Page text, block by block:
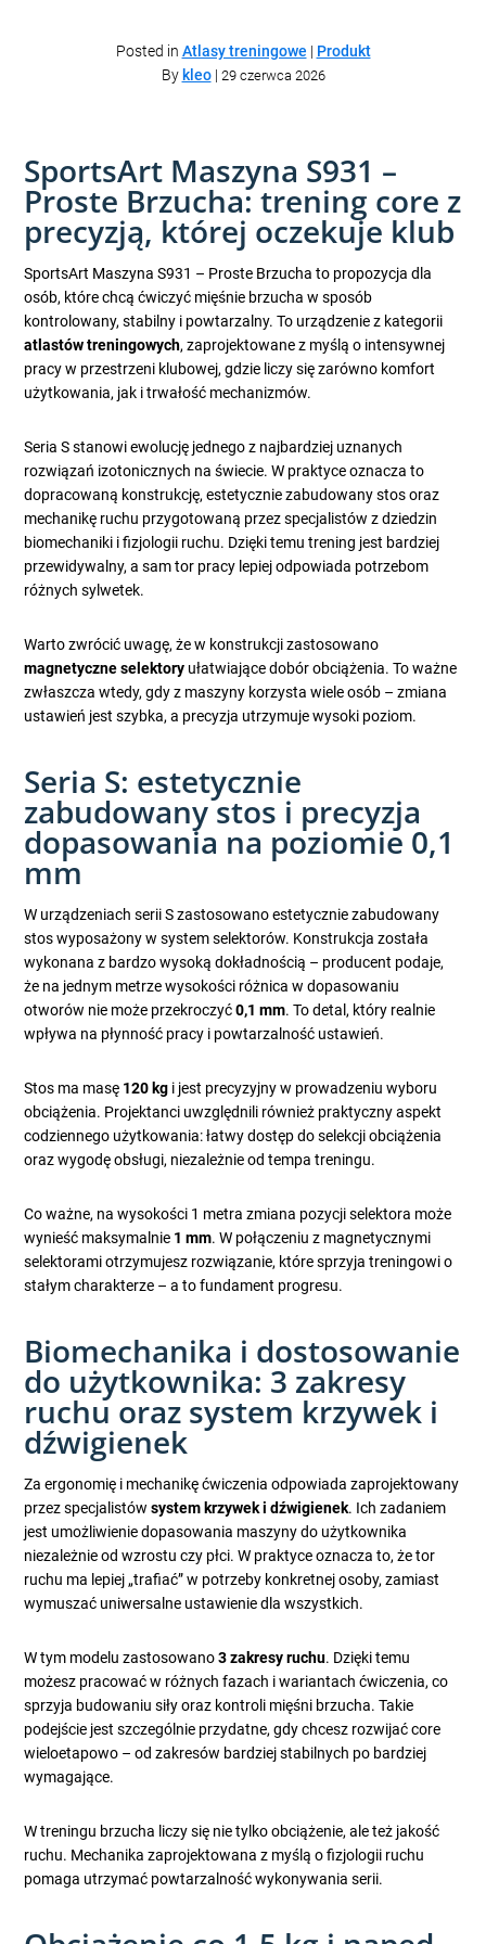
Posted in Atlasy treningowe | Produkt
By kleo| 29 czerwca 2026
SportsArt Maszyna S931 –
Proste Brzucha: trening core z
precyzją, której oczekuje klub
SportsArt Maszyna S931 – Proste Brzucha to propozycja dla
osób, które chcą ćwiczyć mięśnie brzucha w sposób
kontrolowany, stabilny i powtarzalny. To urządzenie z kategorii
atlastów treningowych, zaprojektowane z myślą o intensywnej
pracy w przestrzeni klubowej, gdzie liczy się zarówno komfort
użytkowania, jak i trwałość mechanizmów.
Seria S stanowi ewolucję jednego z najbardziej uznanych
rozwiązań izotonicznych na świecie. W praktyce oznacza to
dopracowaną konstrukcję, estetycznie zabudowany stos oraz
mechanikę ruchu przygotowaną przez specjalistów z dziedzin
biomechaniki i fizjologii ruchu. Dzięki temu trening jest bardziej
przewidywalny, a sam tor pracy lepiej odpowiada potrzebom
różnych sylwetek.
Warto zwrócić uwagę, że w konstrukcji zastosowano
magnetyczne selektory ułatwiające dobór obciążenia. To ważne
zwłaszcza wtedy, gdy z maszyny korzysta wiele osób – zmiana
ustawień jest szybka, a precyzja utrzymuje wysoki poziom.
Seria S: estetycznie
zabudowany stos i precyzja
dopasowania na poziomie 0,1
mm
W urządzeniach serii S zastosowano estetycznie zabudowany
stos wyposażony w system selektorów. Konstrukcja została
wykonana z bardzo wysoką dokładnością – producent podaje,
że na jednym metrze wysokości różnica w dopasowaniu
otworów nie może przekroczyć0,1 mm. To detal, który realnie
wpływa na płynność pracy i powtarzalność ustawień.
Stos ma masę 120 kg i jest precyzyjny w prowadzeniu wyboru
obciążenia. Projektanci uwzględnili również praktyczny aspekt
codziennego użytkowania: łatwy dostęp do selekcji obciążenia
oraz wygodę obsługi, niezależnie od tempa treningu.
Co ważne, na wysokości 1 metra zmiana pozycji selektora może
wynieść maksymalnie 1 mm. W połączeniu z magnetycznymi
selektorami otrzymujesz rozwiązanie, które sprzyja treningowi o
stałym charakterze – a to fundament progresu.
Biomechanika i dostosowanie
do użytkownika: 3 zakresy
ruchu oraz system krzywek i
dźwigienek
Za ergonomię i mechanikę ćwiczenia odpowiada zaprojektowany
przez specjalistówsystem krzywek i dźwigienek. Ich zadaniem
jest umożliwienie dopasowania maszyny do użytkownika
niezależnie od wzrostu czy płci. W praktyce oznacza to, że tor
ruchu ma lepiej „trafiać” w potrzeby konkretnej osoby, zamiast
wymuszać uniwersalne ustawienie dla wszystkich.
W tym modelu zastosowano3 zakresy ruchu. Dzięki temu
możesz pracować w różnych fazach i wariantach ćwiczenia, co
sprzyja budowaniu siły oraz kontroli mięśni brzucha. Takie
podejście jest szczególnie przydatne, gdy chcesz rozwijać core
wieloetapowo – od zakresów bardziej stabilnych po bardziej
wymagające.
W treningu brzucha liczy się nie tylko obciążenie, ale też jakość
ruchu. Mechanika zaprojektowana z myślą o fizjologii ruchu
pomaga utrzymać powtarzalność wykonywania serii.